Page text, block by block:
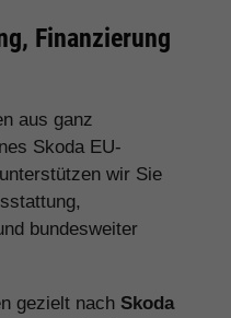
Finanzierung
aus ganz
Skoda EU-
wir Sie
bundesweiter
gezielt nach Skoda